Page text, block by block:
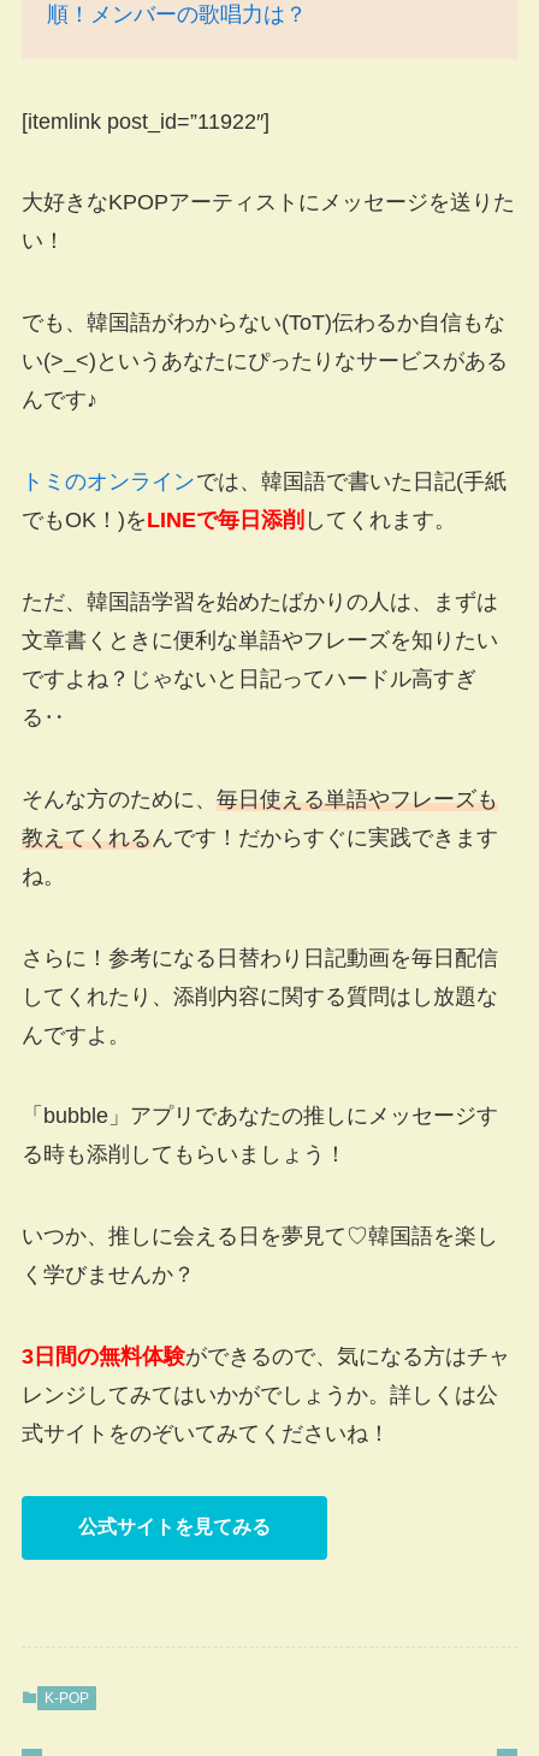
順！メンバーの歌唱力は？
[itemlink post_id=”11922″]
大好きなKPOPアーティストにメッセージを送りた
い！
でも、韓国語がわからない(ToT)伝わるか自信もな
い(>_<)というあなたにぴったりなサービスがある
んです♪
トミのオンラインでは、韓国語で書いた日記(手紙
でもOK！)をLINEで毎日添削 してくれます。
ただ、韓国語学習を始めたばかりの人は、まずは
文章書くときに便利な単語やフレーズを知りたい
ですよね？じゃないと日記ってハードル高すぎ
る‥
そんな方のために、 毎日使える単語やフレーズも
教えてくれるんです！だからすぐに実践できます
ね。
さらに！参考になる日替わり日記動画を毎日配信
してくれたり、添削内容に関する質問はし放題な
んですよ。
「bubble」アプリであなたの推しにメッセージす
る時も添削してもらいましょう！
いつか、推しに会える日を夢見て♡韓国語を楽し
く学びませんか？
3日間の無料体験ができるので、気になる方はチャ
レンジしてみてはいかがでしょうか。詳しくは公
式サイトをのぞいてみてくださいね！
公式サイトを見てみる
K-POP